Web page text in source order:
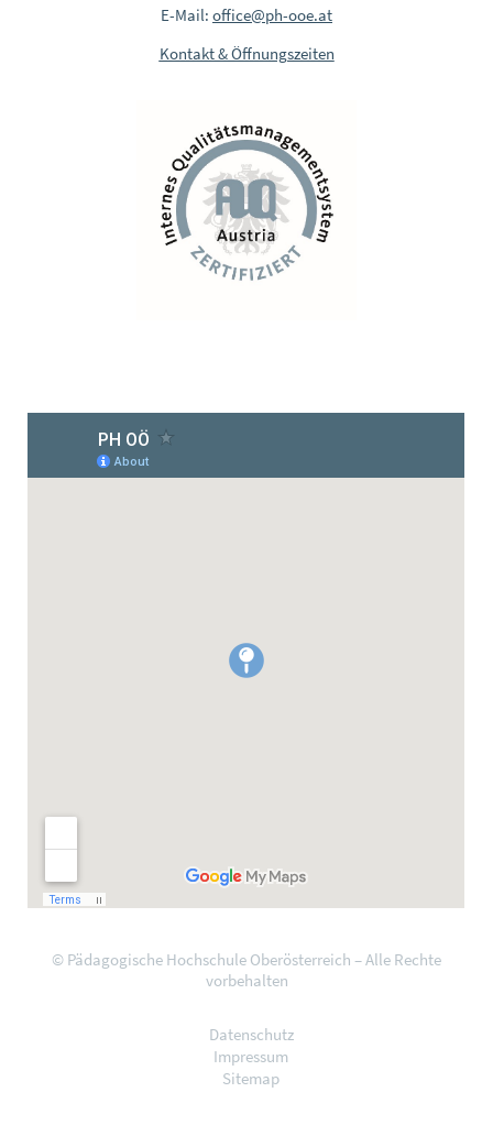
E-Mail: office@ph-ooe.at
Kontakt & Öffnungszeiten
© Pädagogische Hochschule Oberösterreich – Alle Rechte
vorbehalten
Datenschutz
Impressum
Sitemap